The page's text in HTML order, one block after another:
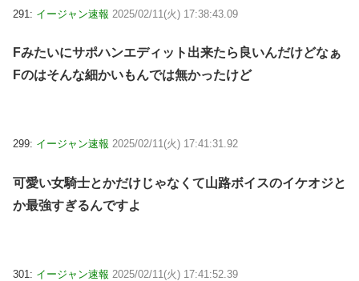
291: イージャン速報 2025/02/11(火) 17:38:43.09
Fみたいにサポハンエディット出来たら良いんだけどなぁ
Fのはそんな細かいもんでは無かったけど
299: イージャン速報 2025/02/11(火) 17:41:31.92
可愛い女騎士とかだけじゃなくて山路ボイスのイケオジと
か最強すぎるんですよ
301: イージャン速報 2025/02/11(火) 17:41:52.39